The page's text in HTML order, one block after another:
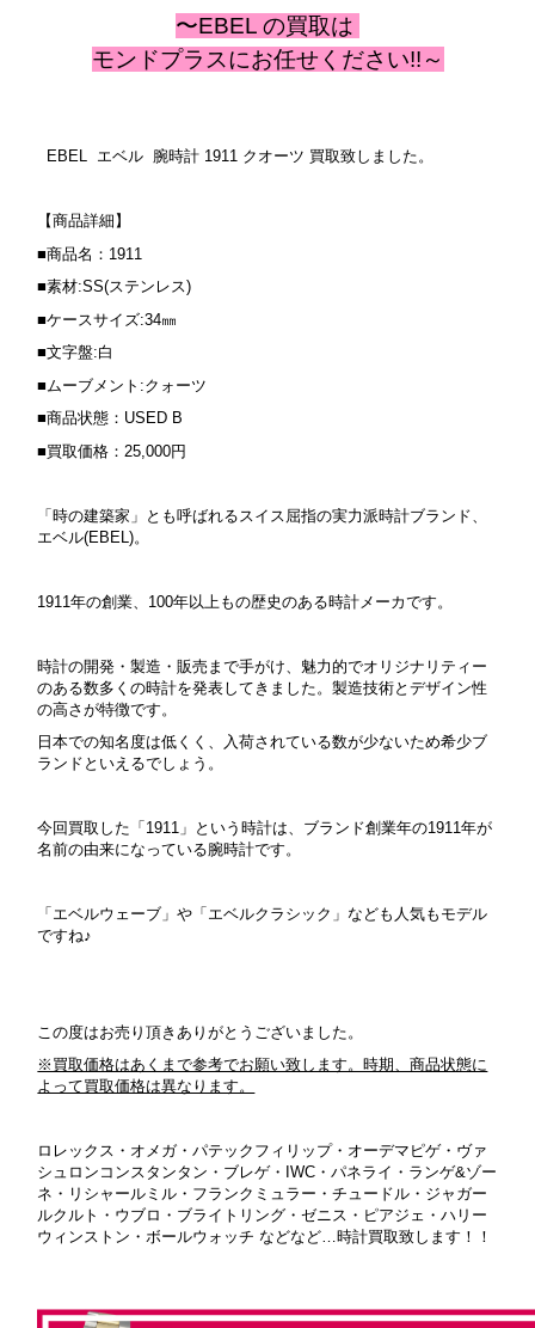
〜EBEL の買取は
モンドプラスにお任せください!!～
EBEL エベル 腕時計 1911 クオーツ 買取致しました。
【商品詳細】
■商品名：1911
■素材:SS(ステンレス)
■ケースサイズ:34㎜
■文字盤:白
■ムーブメント:クォーツ
■商品状態：USED B
■買取価格：25,000円
「時の建築家」とも呼ばれるスイス屈指の実力派時計ブランド、
エベル(EBEL)。
1911年の創業、100年以上もの歴史のある時計メーカです。
時計の開発・製造・販売まで手がけ、魅力的でオリジナリティー
のある数多くの時計を発表してきました。製造技術とデザイン性
の高さが特徴です。
日本での知名度は低くく、入荷されている数が少ないため希少ブ
ランドといえるでしょう。
今回買取した「1911」という時計は、ブランド創業年の1911年が
名前の由来になっている腕時計です。
「エベルウェーブ」や「エベルクラシック」なども人気もモデル
ですね♪
この度はお売り頂きありがとうございました。
※買取価格はあくまで参考でお願い致します。時期、商品状態に
よって買取価格は異なります。
ロレックス・オメガ・パテックフィリップ・オーデマピゲ・ヴァ
シュロンコンスタンタン・ブレゲ・IWC・パネライ・ランゲ&ゾー
ネ・リシャールミル・フランクミュラー・チュードル・ジャガー
ルクルト・ウブロ・ブライトリング・ゼニス・ピアジェ・ハリー
ウィンストン・ボールウォッチ などなど…時計買取致します！！